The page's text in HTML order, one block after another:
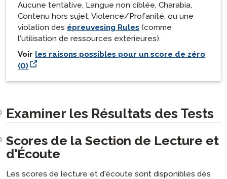
Aucune tentative, Langue non ciblée, Charabia,
Contenu hors sujet, Violence/Profanité, ou une
violation des épreuvesing Rules (comme
l'utilisation de ressources extérieures).
Voir les raisons possibles pour un score de zéro
(0)
Examiner les Résultats des Tests
Scores de la Section de Lecture et
d'Écoute
Les scores de lecture et d'écoute sont disponibles dès